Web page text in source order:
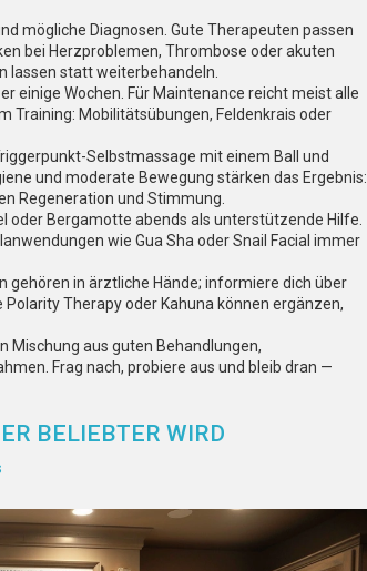
mögliche Diagnosen. Gute Therapeuten passen
bei Herzproblemen, Thrombose oder akuten
lassen statt weiterbehandeln.
einige Wochen. Für Maintenance reicht meist alle
Training: Mobilitätsübungen, Feldenkrais oder
Selbstmassage mit einem Ball und
und moderate Bewegung stärken das Ergebnis:
Regeneration und Stimmung.
oder Bergamotte abends als unterstützende Hilfe.
wie Gua Sha oder Snail Facial immer
gehören in ärztliche Hände; informiere dich über
Therapy oder Kahuna können ergänzen,
Mischung aus guten Behandlungen,
Frag nach, probiere aus und bleib dran —
BELIEBTER WIRD